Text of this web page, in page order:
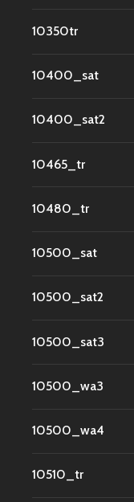
10350tr
10400_sat
10400_sat2
10465_tr
10480_tr
10500_sat
10500_sat2
10500_sat3
10500_wa3
10500_wa4
10510_tr